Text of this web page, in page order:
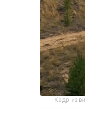
Кадр из